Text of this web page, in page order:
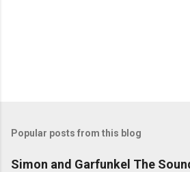
Popular posts from this blog
Simon and Garfunkel The